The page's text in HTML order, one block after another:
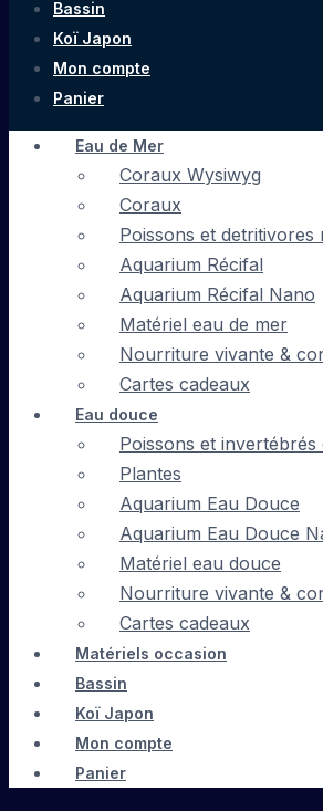
Bassin
Koï Japon
Mon compte
Panier
Eau de Mer
Coraux Wysiwyg
Coraux
Poissons et detritivores
Aquarium Récifal
Aquarium Récifal Nano
Matériel eau de mer
Nourriture vivante &
Cartes cadeaux
Eau douce
Poissons et invertébrés
Plantes
Aquarium Eau Douce
Aquarium Eau Douce
Matériel eau douce
Nourriture vivante &
Cartes cadeaux
Matériels occasion
Bassin
Koï Japon
Mon compte
Panier